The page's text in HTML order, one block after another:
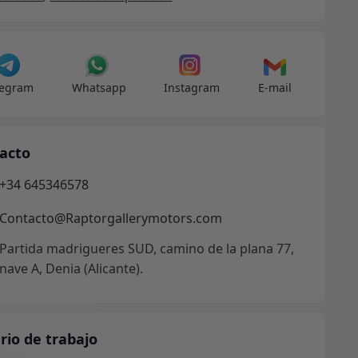
Whatsapp Instagram E-mail
+34 645346578
Contacto@Raptorgallerymotors.com
Partida madrigueres SUD, camino de la plana 77,
nave A, Denia (Alicante).
de trabajo